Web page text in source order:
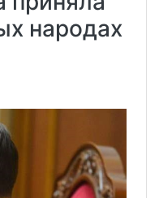
народах